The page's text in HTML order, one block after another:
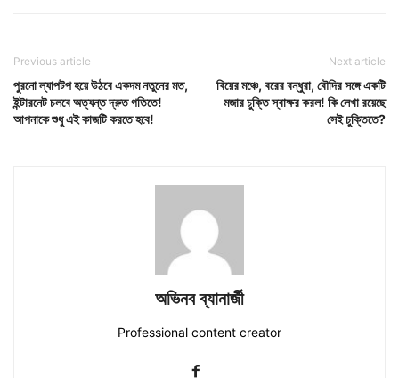
Previous article
পুরনো ল্যাপটপ হয়ে উঠবে একদম নতুনের মত,
ইন্টারনেট চলবে অত্যন্ত দ্রুত গতিতে!
আপনাকে শুধু এই কাজটি করতে হবে!
Next article
বিয়ের মঞ্চে, বরের বন্ধুরা, বৌদির সঙ্গে একটি
মজার চুক্তি স্বাক্ষর করল! কি লেখা রয়েছে
সেই চুক্তিতে?
অভিনব ব্যানার্জী
Professional content creator